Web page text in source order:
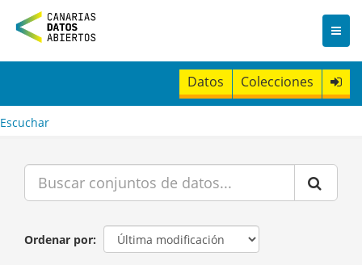
n
t
Datos Colecciones
Escuchar
Ordenar por